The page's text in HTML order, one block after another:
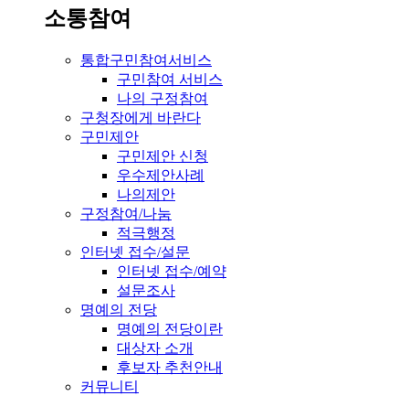
소통참여
통합구민참여서비스
구민참여 서비스
나의 구정참여
구청장에게 바란다
구민제안
구민제안 신청
우수제안사례
나의제안
구정참여/나눔
적극행정
인터넷 접수/설문
인터넷 접수/예약
설문조사
명예의 전당
명예의 전당이란
대상자 소개
후보자 추천안내
커뮤니티